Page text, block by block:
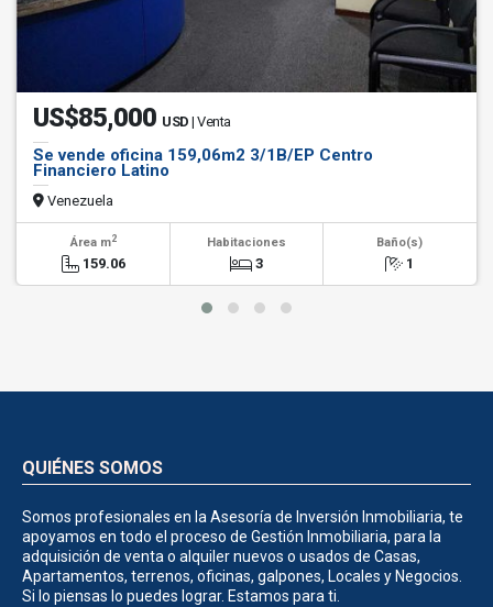
US$85,000 USD | Venta
Se vende oficina 159,06m2 3/1B/EP Centro
Financiero Latino
Venezuela
Área m2
159.06
Habitaciones
3
Baño(s)
1
QUIÉNES SOMOS
Somos profesionales en la Asesoría de Inversión Inmobiliaria, te
apoyamos en todo el proceso de Gestión Inmobiliaria, para la
adquisición de venta o alquiler nuevos o usados de Casas,
Apartamentos, terrenos, oficinas, galpones, Locales y Negocios.
Si lo piensas lo puedes lograr. Estamos para ti.